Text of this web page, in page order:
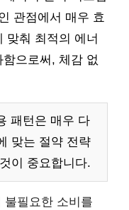
관점에서 매우 효
맞춰 최적의 에너
으로써, 체감 없
패턴은 매우 다
맞는 절약 전략
이 중요합니다.
불필요한 소비를